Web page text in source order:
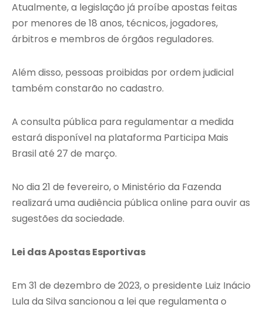
Atualmente, a legislação já proíbe apostas feitas
por menores de 18 anos, técnicos, jogadores,
árbitros e membros de órgãos reguladores.
Além disso, pessoas proibidas por ordem judicial
também constarão no cadastro.
A consulta pública para regulamentar a medida
estará disponível na plataforma Participa Mais
Brasil até 27 de março.
No dia 21 de fevereiro, o Ministério da Fazenda
realizará uma audiência pública online para ouvir as
sugestões da sociedade.
Lei das Apostas Esportivas
Em 31 de dezembro de 2023, o presidente Luiz Inácio
Lula da Silva sancionou a lei que regulamenta o